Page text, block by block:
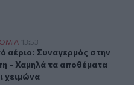
στην Ευρώπη - Χαμηλά τα
13:53
αέριο: Συναγερμός στην
αέριο: Συναγερμός στην
- Χαμηλά τα αποθέματα
χειμώνα